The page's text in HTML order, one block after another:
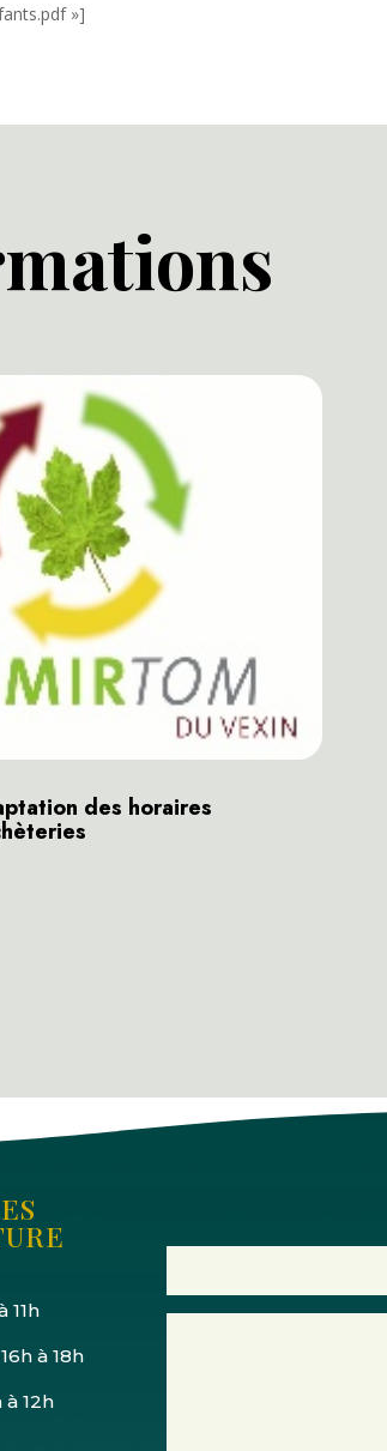
»]
des horaires
11h
à 18h
à 12h